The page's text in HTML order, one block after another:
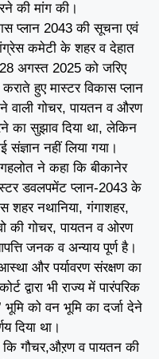
की मांग की।
प्लान 2043 की सूचना एवं
कमेटी के शहर व देहात
28 अगस्त 2025 को जरिए
हुए मास्टर विकास प्लान
वाली गोचर, पायतन व औरण
का सुझाव दिया था, लेकिन
नहीं लिया गया।
ने कहा कि बीकानेर
डवलपमेंट प्लान-2043 के
शहर नथानिया, गंगाशहर,
की गोचर, पायतन व ओरण
जनक व अन्याय पूर्ण है।
और पर्यावरण संरक्षण का
द्वारा भी राज्य में पारंपरिक
को वन भूमि का दर्जा देने
दिया था।
कि गौचर,औऱण व पायतन की